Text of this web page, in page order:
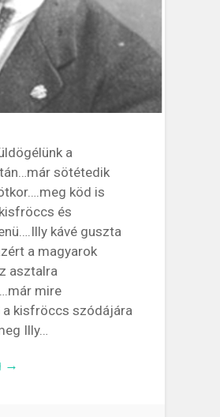
a
sötétedik
köd is
és
kávé guszta
a magyarok
asztalra
mire
a kisfröccs szódájára
Illy…
→